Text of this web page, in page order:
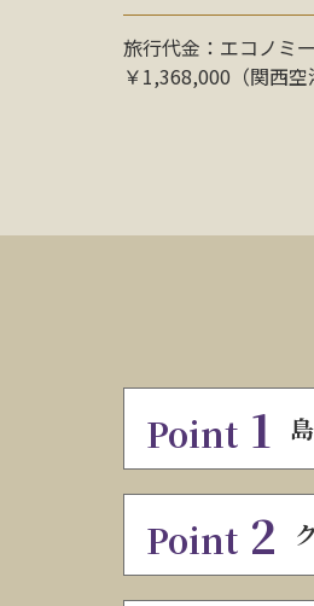
旅行代金：エコノミ
￥1,368,000（関西空
Point 1
Point 2